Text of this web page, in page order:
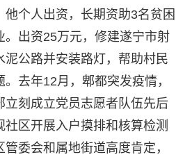
他个人出资，长期资助3名贫困
。出资25万元，修建遂宁市射
泥公路并安装路灯，帮助村民
去年12月，郫都突发疫情，
立刻成立党员志愿者队伍先后
社区开展入户摸排和核算检测
委会和属地街道高度肯定，